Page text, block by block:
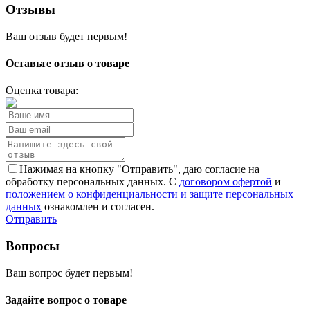
Отзывы
Ваш отзыв будет первым!
Оставьте отзыв о товаре
Оценка товара:
Нажимая на кнопку "Отправить", даю согласие на
обработку персональных данных. С договором офертой и
положением о конфиденциальности и защите персональных
данных ознакомлен и согласен.
Отправить
Вопросы
Ваш вопрос будет первым!
Задайте вопрос о товаре